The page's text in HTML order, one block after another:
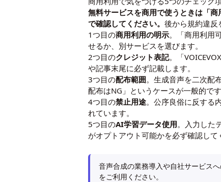
無料サービスを商用で使うときは「
で確認してください。後から規約違反
1つ目の商用利用の明示。「商用利用
せるか、別サービスを選びます。
2つ目のクレジット表記。「
や記事末尾に必ず記載します。
3つ目の配布範囲。生成音声を二次配
配布はNG」というケースが一般的です
4つ目の禁止用途。公序良俗に反する
れています。
5つ目のAI学習データ使用。入力した
がオプトアウト可能かを必ず確認して
音声合成の業務導入や自社サービス
をご利用ください。